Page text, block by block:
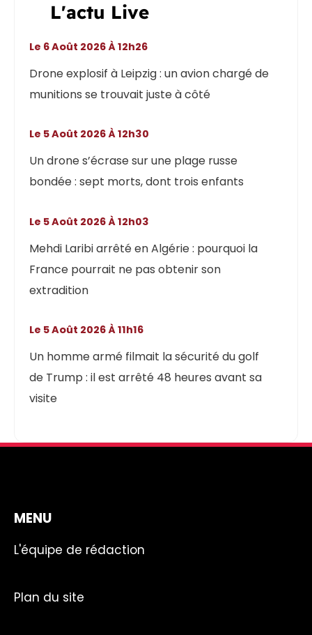
L'actu Live
Drone explosif à Leipzig : un avion chargé de
munitions se trouvait juste à côté
Le 6 Août 2026 À 12h26
Un drone s’écrase sur une plage russe
bondée : sept morts, dont trois enfants
Le 5 Août 2026 À 12h30
Mehdi Laribi arrêté en Algérie : pourquoi la
France pourrait ne pas obtenir son
extradition
Le 5 Août 2026 À 12h03
Un homme armé filmait la sécurité du golf
de Trump : il est arrêté 48 heures avant sa
visite
Le 5 Août 2026 À 11h16
MENU
L'équipe de rédaction
Plan du site